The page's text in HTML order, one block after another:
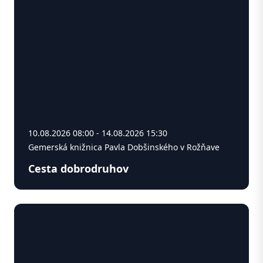
10.08.2026 08:00 - 14.08.2026 15:30
Gemerská knižnica Pavla Dobšinského v Rožňave
Cesta dobrodruhov